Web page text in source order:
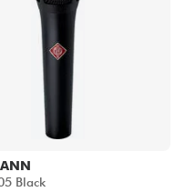
Black